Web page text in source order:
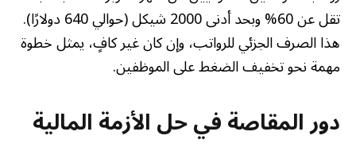
تقل عن 60% وبحد أدنى 2000 شيكل (حوالي 640 دولارًا).
هذا الصرف الجزئي للرواتب، وإن كان غير كافٍ، يمثل خطوة
مهمة نحو تخفيف الضغط على الموظفين.
دور المقاصة في حل الأزمة المالية